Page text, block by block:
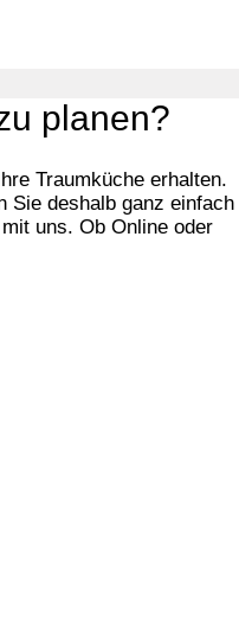
planen?
Traumküche erhalten.
Sie deshalb ganz einfach
uns. Ob Online oder